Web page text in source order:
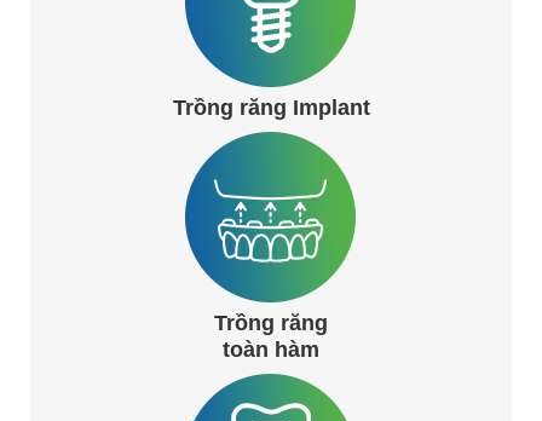
Trồng răng Implant
Trồng răng
toàn hàm